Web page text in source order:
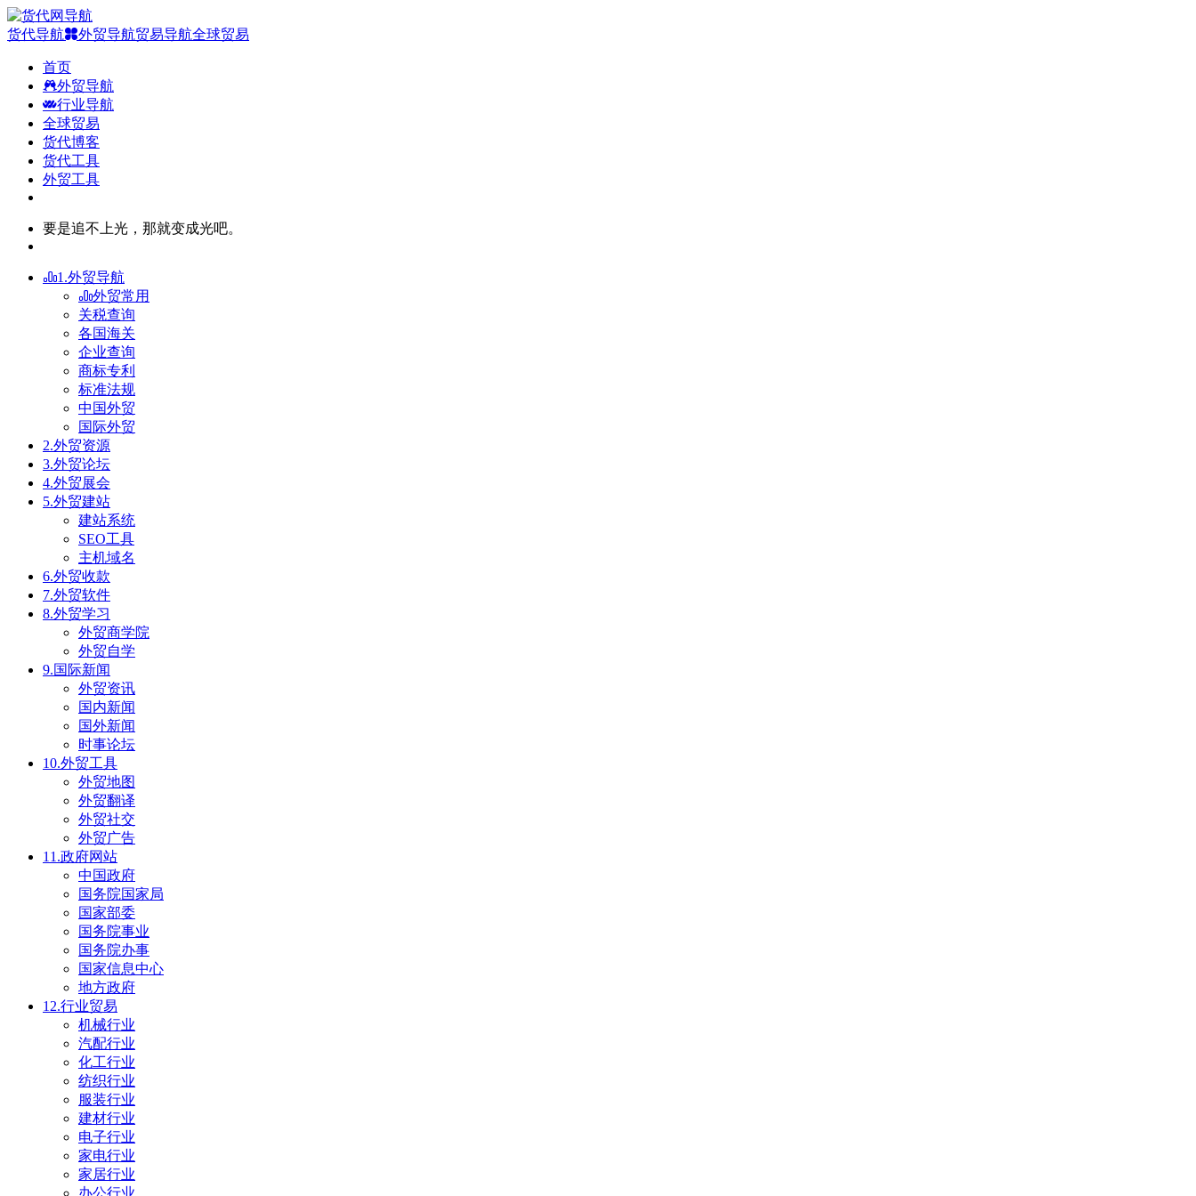
货代导航 外贸导航贸易导航全球贸易
首页
外贸导航
行业导航
全球贸易
货代博客
货代工具
外贸工具
要是追不上光，那就变成光吧。
1.外贸导航
外贸常用
关税查询
各国海关
企业查询
商标专利
标准法规
中国外贸
国际外贸
2.外贸资源
3.外贸论坛
4.外贸展会
5.外贸建站
建站系统
SEO工具
主机域名
6.外贸收款
7.外贸软件
8.外贸学习
外贸商学院
外贸自学
9.国际新闻
外贸资讯
国内新闻
国外新闻
时事论坛
10.外贸工具
外贸地图
外贸翻译
外贸社交
外贸广告
11.政府网站
中国政府
国务院国家局
国家部委
国务院事业
国务院办事
国家信息中心
地方政府
12.行业贸易
机械行业
汽配行业
化工行业
纺织行业
服装行业
建材行业
电子行业
家电行业
家居行业
办公行业